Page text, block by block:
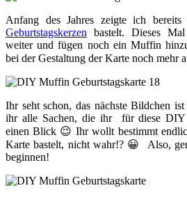
Anfang des Jahres zeigte ich
Geburtstagskerzen bastelt. Dieses
weiter und fügen noch ein Muffin
bei der Gestaltung der Karte noch mehr
Ihr seht schon, das nächste Bildchen
ihr alle Sachen, die ihr für diese
einen Blick 😉 Ihr wollt bestimmt
Karte bastelt, nicht wahr!? 😀 Also,
beginnen!